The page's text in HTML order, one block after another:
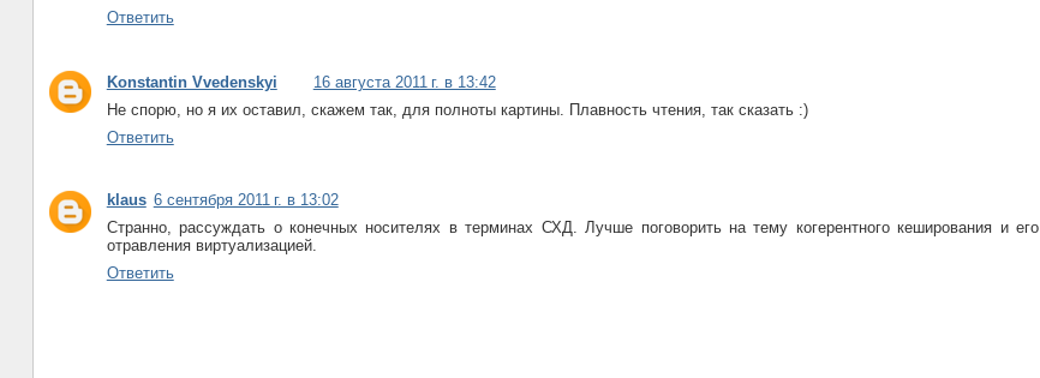
Ответить
Konstantin Vvedenskyi
16 августа 2011 г. в 13:42
Не спорю, но я их оставил, скажем так, для полноты картины. Плавность чтения, так сказать :)
Ответить
klaus 6 сентября 2011 г. в 13:02
Странно, рассуждать о конечных носителях в терминах СХД. Лучше поговорить на тему когерентного кеширования и его
отравления виртуализацией.
Ответить